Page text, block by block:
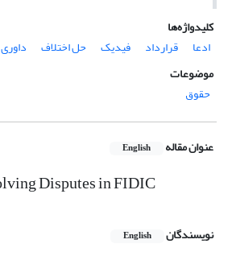
کلیدواژه‌ها
ادعا
قرارداد فیدیک حل اختلاف
داوری
موضوعات
حقوق
عنوان مقاله English
Disputes in FIDIC
نویسندگان English